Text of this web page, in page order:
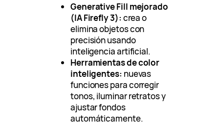
Generative Fill mejorado
(IA Firefly 3): crea o
elimina objetos con
precisión usando
inteligencia artificial.
Herramientas de color
inteligentes: nuevas
funciones para corregir
tonos, iluminar retratos y
ajustar fondos
automáticamente.